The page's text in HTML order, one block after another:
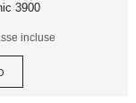
3900
incluse